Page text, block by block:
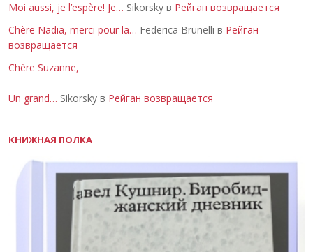
Moi aussi, je l’espère! Je… Sikorsky в Рейган возвращается
Chère Nadia, merci pour la… Federica Brunelli в Рейган
возвращается
Chère Suzanne,
Un grand… Sikorsky в Рейган возвращается
КНИЖНАЯ ПОЛКА